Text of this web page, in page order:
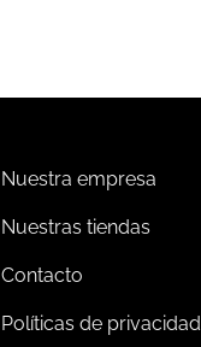
Nuestra empresa
Nuestras tiendas
Contacto
Políticas de privacidad